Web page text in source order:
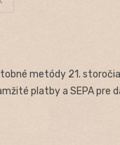
metódy 21.
platby a SEPA pre